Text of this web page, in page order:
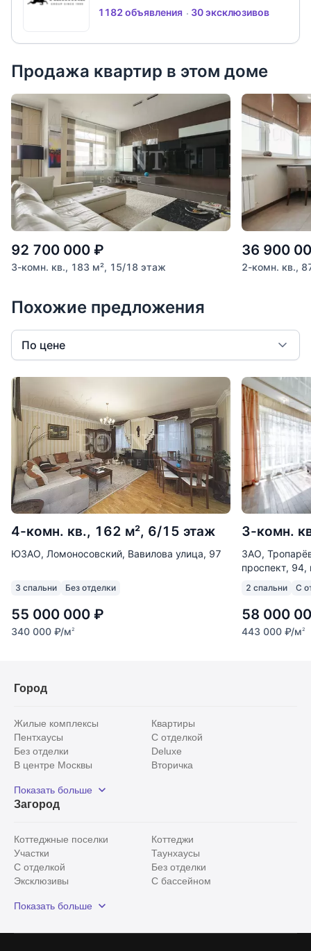
1182 объявления 30 эксклюзивов
Продажа квартир в этом доме
92 700 000 ₽
3-комн. кв., 183 м², 15/18 этаж
36 900
2-комн. кв.,
Похожие предложения
По цене
4-комн. кв., 162 м², 6/15 этаж
ЮЗАО, Ломоносовский, Вавилова улица, 97
3 спальни Без отделки
55 000 000 ₽
340 000 ₽/м2
3-комн.
ЗАО,
проспект, 94,
2 спальни С
58 000
443 000 ₽/м2
Город
Жилые комплексы
Квартиры
Пентхаусы
С отделкой
Без отделки
Deluxe
В центре Москвы
Вторичка
Рядом с парком
С панорамными окнами
Показать больше
Загород
Коттеджные поселки
Коттеджи
Участки
Таунхаусы
С отделкой
Без отделки
Эксклюзивы
С бассейном
Красногорский район
Показать больше